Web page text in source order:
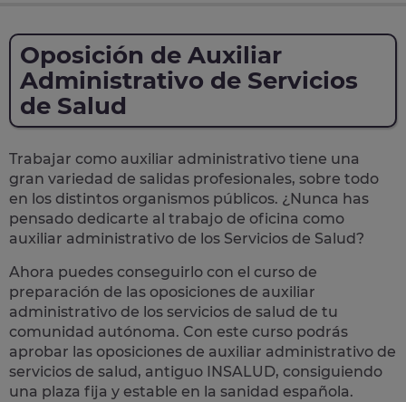
Oposición de Auxiliar
Administrativo de Servicios
de Salud
Trabajar como auxiliar administrativo tiene una
gran variedad de salidas profesionales, sobre todo
en los distintos organismos públicos. ¿Nunca has
pensado dedicarte al trabajo de oficina como
auxiliar administrativo de los Servicios de Salud?
Ahora puedes conseguirlo con el curso de
preparación de las oposiciones de auxiliar
administrativo de los servicios de salud de tu
comunidad autónoma. Con este curso podrás
aprobar las oposiciones de auxiliar administrativo de
servicios de salud, antiguo INSALUD, consiguiendo
una plaza fija y estable en la sanidad española.